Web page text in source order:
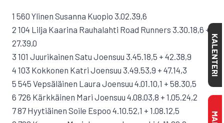
1 560 Ylinen Susanna Kuopio 3.02.39,6
2 104 Lilja Kaarina Rauhalahti Road Runners 3.30.18,6 +
27.39,0
3 101 Juurikainen Satu Joensuu 3.45.18,5 + 42.38,9
4 103 Kokkonen Katri Joensuu 3.49.53,9 + 47.14,3
5 545 Vepsäläinen Laura Joensuu 4.01.10,1 + 58.30,5
6 726 Kärkkäinen Mari Joensuu 4.08.03,8 + 1.05.24,2
7 87 Hyytiäinen Soile Espoo 4.10.52,1 + 1.08.12,5
KALENTERI